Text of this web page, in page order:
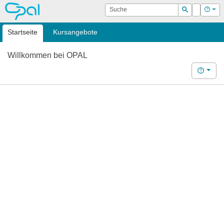
OPAL Suche
Suchen
Login Hilfe
Startseite Kursangebote
Willkommen bei OPAL
Hilfe